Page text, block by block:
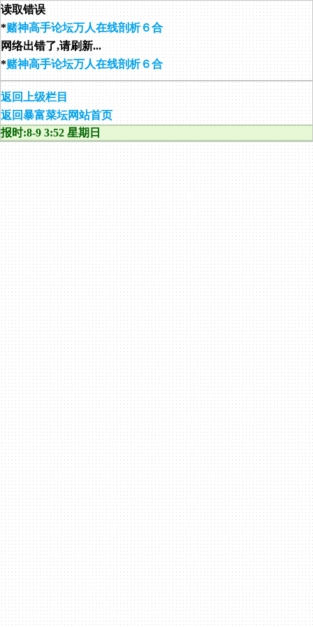
读取错误
*赌神高手论坛万人在线剖析６合
网络出错了,请刷新...
*赌神高手论坛万人在线剖析６合
返回上级栏目
返回暴富菜坛网站首页
报时:8-9 3:52 星期日